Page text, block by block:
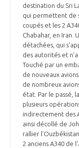
destination du Sri
qui permettent de
coupés et les 2
Chabahar, en Iran.
détachées, qui
des autorités et
Touché par un
de nouveaux
de nombreux
état. Par le passé,
plusieurs
indirectement des
ainsi décollé de
rallier
2 anciens A340 de